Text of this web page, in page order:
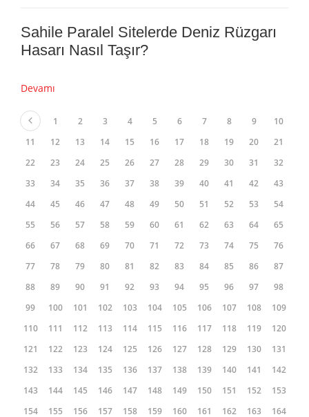
Devamı
Sahile Paralel Sitelerde Aynı Yüzeyler
Devamı
Hasarı Nasıl Taşır?
Devamı
1 2 3 4 5 6 7 8 9
10
11
12 13 14 15 16 17 18 19 20
21
22
23 24 25 26 27 28 29 30 31
32
33
34 35 36 37 38 39 40 41 42
43
44
45 46 47 48 49 50 51 52 53
54
55
56 57 58 59 60 61 62 63 64
65
66
67 68 69 70 71 72 73 74 75
76